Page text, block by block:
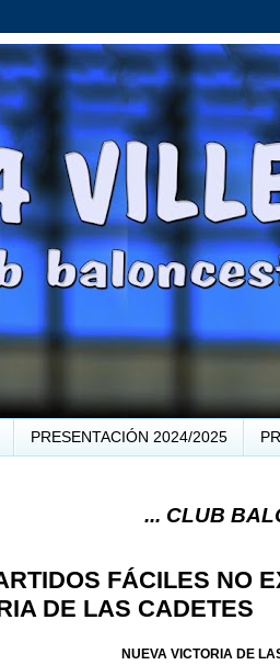
PRESENTACIÓN 2024/2025
... CLUB
FÁCILES NO
DE LAS CADETES
NUEVA VICTORIA DE